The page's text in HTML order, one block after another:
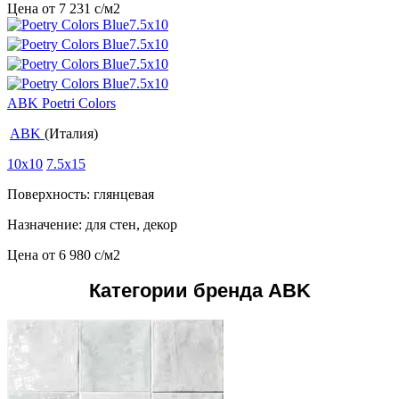
Цена от 7 231 c/м2
ABK Poetri Colors
ABK (Италия)
10x10 7.5x15
Поверхность: глянцевая
Назначение: для стен, декор
Цена от 6 980 c/м2
Категории бренда ABK